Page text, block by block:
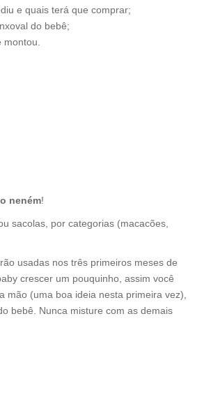
e quais terá que comprar;
do bebê;
neném!
sacolas, por categorias (macacões,
usadas nos três primeiros meses de
crescer um pouquinho, assim você
mão (uma boa ideia nesta primeira vez),
bebê. Nunca misture com as demais